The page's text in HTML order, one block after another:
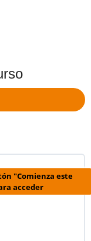
"Comienza este
acceder